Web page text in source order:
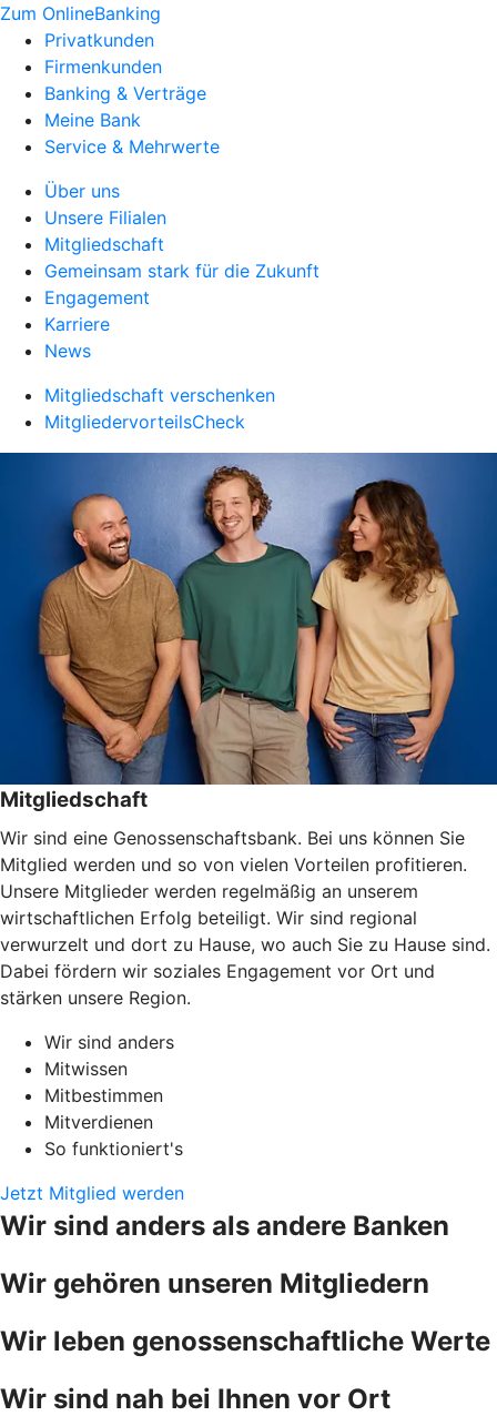
Zum OnlineBanking
Privatkunden
Firmenkunden
Banking & Verträge
Meine Bank
Service & Mehrwerte
Über uns
Unsere Filialen
Mitgliedschaft
Gemeinsam stark für die Zukunft
Engagement
Karriere
News
Mitgliedschaft verschenken
MitgliedervorteilsCheck
Mitgliedschaft
Wir sind eine Genossenschaftsbank. Bei uns können Sie
Mitglied werden und so von vielen Vorteilen profitieren.
Unsere Mitglieder werden regelmäßig an unserem
wirtschaftlichen Erfolg beteiligt. Wir sind regional
verwurzelt und dort zu Hause, wo auch Sie zu Hause sind.
Dabei fördern wir soziales Engagement vor Ort und
stärken unsere Region.
Wir sind anders
Mitwissen
Mitbestimmen
Mitverdienen
So funktioniert's
Jetzt Mitglied werden
Wir sind anders als andere Banken
Wir gehören unseren Mitgliedern
Wir leben genossenschaftliche Werte
Wir sind nah bei Ihnen vor Ort